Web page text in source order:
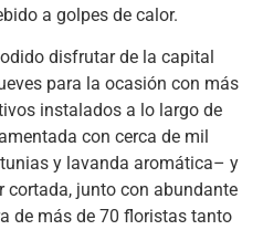
a golpes de calor.
disfrutar de la capital
para la ocasión con más
instalados a lo largo de
con cerca de mil
y lavanda aromática– y
cortada, junto con abundante
de más de 70 floristas tanto